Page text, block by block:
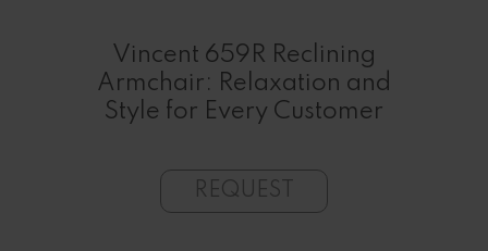
Vincent 659R Reclining
Armchair: Relaxation and
Style for Every Customer
REQUEST